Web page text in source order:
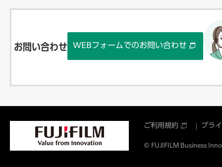
お問い合わせ WEBフォームでのお問い合わせ
ご利用規約 プラ
© FUJIFILM Business